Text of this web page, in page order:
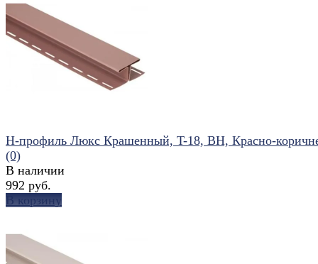
избранное сравнить
Н-профиль Люкс Крашенный, T-18, ВН, Красно-
(0)
В наличии
992 руб.
В корзину